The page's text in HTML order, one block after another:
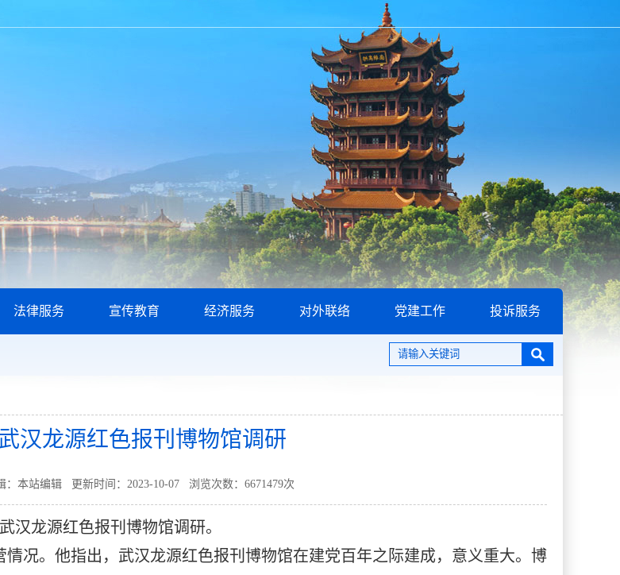
法律服务 宣传教育 经济服务 对外联络 党建工作 投诉服务
汉龙源红色报刊博物馆调研
本站编辑 更新时间：2023-10-07 浏览次数： 6671479次
汉龙源红色报刊博物馆调研。
况。他指出，武汉龙源红色报刊博物馆在建党百年之际建成，意义重大。博